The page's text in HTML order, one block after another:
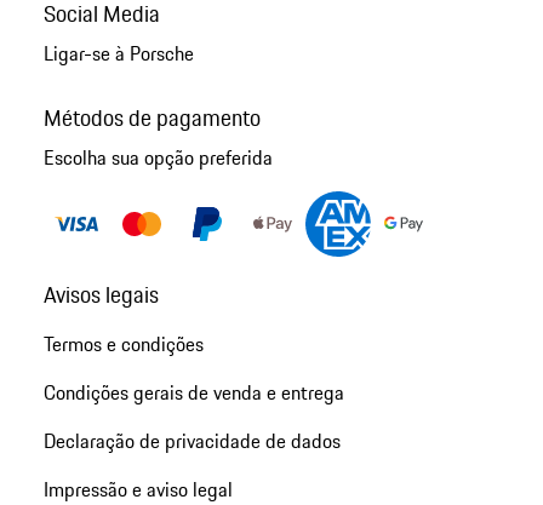
Social Media
Ligar-se à Porsche
Métodos de pagamento
Escolha sua opção preferida
Avisos legais
Termos e condições
Condições gerais de venda e entrega
Declaração de privacidade de dados
Impressão e aviso legal